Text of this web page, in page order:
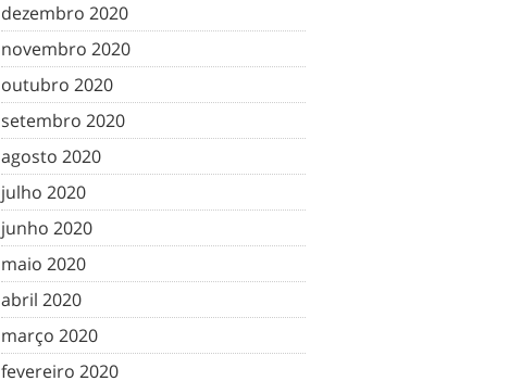
dezembro 2020
novembro 2020
outubro 2020
setembro 2020
agosto 2020
julho 2020
junho 2020
maio 2020
abril 2020
março 2020
fevereiro 2020